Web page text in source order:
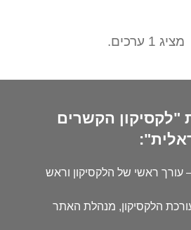
מציג 1 ערכים.
"לקסיקון הקשרים
עורך ראשי של הלקסיקון וראש
הלקסיקון, מנהלת האתר